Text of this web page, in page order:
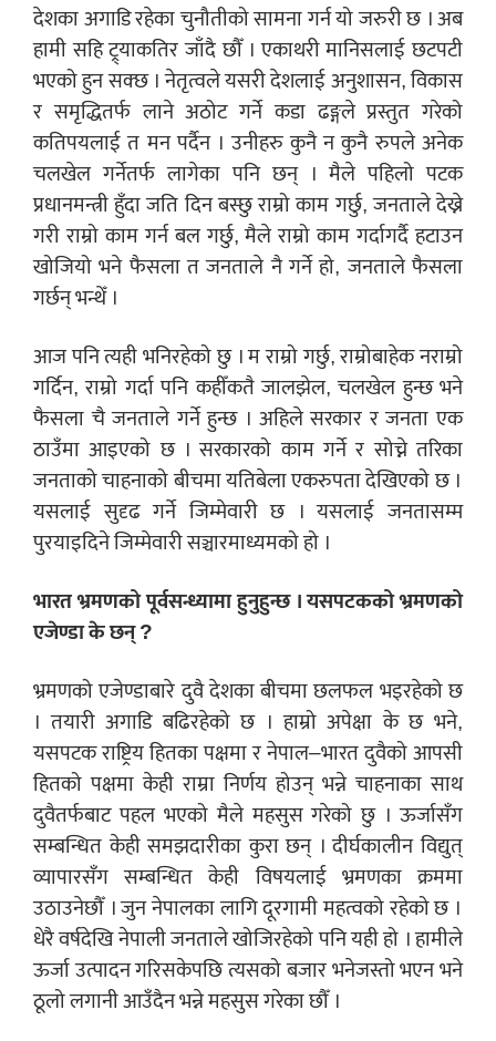
देशका अगाडि रहेका चुनौतीको सामना गर्न यो जरुरी छ । अब
हामी सहि ट्र्याकतिर जाँदै छौँ । एकाथरी मानिसलाई छटपटी
भएको हुन सक्छ । नेतृत्वले यसरी देशलाई अनुशासन, विकास
र समृद्धितर्फ लाने अठोट गर्ने कडा ढङ्गले प्रस्तुत गरेको
कतिपयलाई त मन पर्दैन । उनीहरु कुनै न कुनै रुपले अनेक
चलखेल गर्नेतर्फ लागेका पनि छन् । मैले पहिलो पटक
प्रधानमन्त्री हुँदा जति दिन बस्छु राम्रो काम गर्छु, जनताले देख्ने
गरी राम्रो काम गर्न बल गर्छु, मैले राम्रो काम गर्दागर्दै हटाउन
खोजियो भने फैसला त जनताले नै गर्ने हो, जनताले फैसला
गर्छन् भन्थेँ ।
आज पनि त्यही भनिरहेको छु । म राम्रो गर्छु, राम्रोबाहेक नराम्रो
गर्दिन, राम्रो गर्दा पनि कहीँकतै जालझेल, चलखेल हुन्छ भने
फैसला चै जनताले गर्ने हुन्छ । अहिले सरकार र जनता एक
ठाउँमा आइएको छ । सरकारको काम गर्ने र सोच्ने तरिका
जनताको चाहनाको बीचमा यतिबेला एकरुपता देखिएको छ ।
यसलाई सुदृढ गर्ने जिम्मेवारी छ । यसलाई जनतासम्म
पुरयाइदिने जिम्मेवारी सञ्चारमाध्यमको हो ।
भारत भ्रमणको पूर्वसन्ध्यामा हुनुहुन्छ । यसपटकको भ्रमणको
एजेण्डा के छन् ?
भ्रमणको एजेण्डाबारे दुवै देशका बीचमा छलफल भइरहेको छ
। तयारी अगाडि बढिरहेको छ । हाम्रो अपेक्षा के छ भने,
यसपटक राष्ट्रिय हितका पक्षमा र नेपाल–भारत दुवैको आपसी
हितको पक्षमा केही राम्रा निर्णय होउन् भन्ने चाहनाका साथ
दुवैतर्फबाट पहल भएको मैले महसुस गरेको छु । ऊर्जासँग
सम्बन्धित केही समझदारीका कुरा छन् । दीर्घकालीन विद्युत्
व्यापारसँग सम्बन्धित केही विषयलाई भ्रमणका क्रममा
उठाउनेछौँ । जुन नेपालका लागि दूरगामी महत्वको रहेको छ ।
धेरै वर्षदेखि नेपाली जनताले खोजिरहेको पनि यही हो । हामीले
ऊर्जा उत्पादन गरिसकेपछि त्यसको बजार भनेजस्तो भएन भने
ठूलो लगानी आउँदैन भन्ने महसुस गरेका छौँ ।